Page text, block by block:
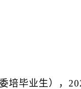
毕业生），